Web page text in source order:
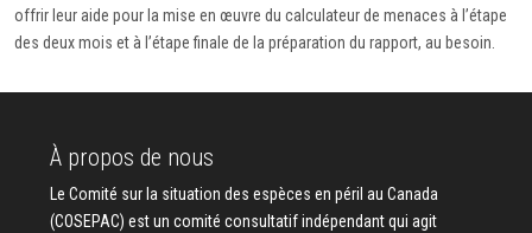
offrir leur aide pour la mise en œuvre du calculateur de menaces à l’étape
des deux mois et à l’étape finale de la préparation du rapport, au besoin.
À propos de nous
Le Comité sur la situation des espèces en péril au Canada
(COSEPAC) est un comité consultatif indépendant qui agit